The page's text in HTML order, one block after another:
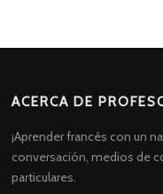
ACERCA DE
¡Aprender francés con un
conversación, medios de
particulares.